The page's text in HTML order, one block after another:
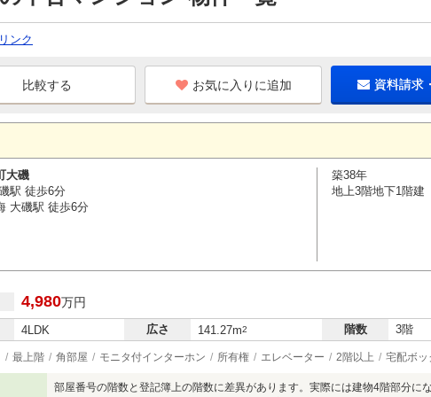
ンク
お気に入りに追加 資料請求
大磯
駅 徒歩6分
大磯駅 徒歩6分
築38年
地上3階地下1階建
4,980万円
4LDK 広さ 141.27m2 階数 3階
最上階 角部屋 モニタ付インターホン 所有権 エレベーター 2階以上 宅配ボッ
部屋番号の階数と登記簿上の階数に差異があります。実際には建物4階部分に